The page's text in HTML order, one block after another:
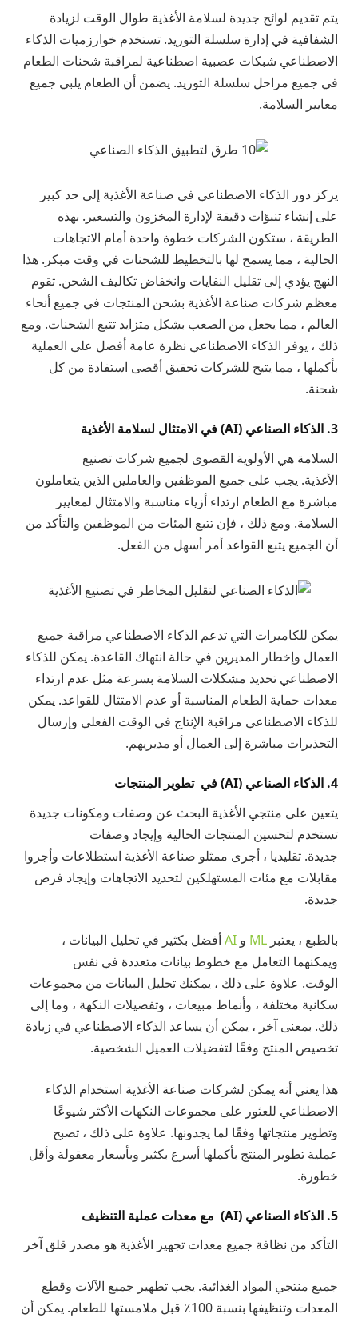
يتم تقديم لوائح جديدة لسلامة الأغذية طوال الوقت لزيادة
الشفافية في إدارة سلسلة التوريد. تستخدم خوارزميات الذكاء
الاصطناعي شبكات عصبية اصطناعية لمراقبة شحنات الطعام
في جميع مراحل سلسلة التوريد. يضمن أن الطعام يلبي جميع
معايير السلامة.
يركز دور الذكاء الاصطناعي في صناعة الأغذية إلى حد كبير
على إنشاء تنبؤات دقيقة لإدارة المخزون والتسعير. بهذه
الطريقة ، ستكون الشركات خطوة واحدة أمام الاتجاهات
الحالية ، مما يسمح لها بالتخطيط للشحنات في وقت مبكر. هذا
النهج يؤدي إلى تقليل النفايات وانخفاض تكاليف الشحن. تقوم
معظم شركات صناعة الأغذية بشحن المنتجات في جميع أنحاء
العالم ، مما يجعل من الصعب بشكل متزايد تتبع الشحنات. ومع
ذلك ، يوفر الذكاء الاصطناعي نظرة عامة أفضل على العملية
بأكملها ، مما يتيح للشركات تحقيق أقصى استفادة من كل
شحنة.
3. الذكاء الصناعي (AI) في الامتثال لسلامة الأغذية
السلامة هي الأولوية القصوى لجميع شركات تصنيع
الأغذية. يجب على جميع الموظفين والعاملين الذين يتعاملون
مباشرة مع الطعام ارتداء أزياء مناسبة والامتثال لمعايير
السلامة. ومع ذلك ، فإن تتبع المئات من الموظفين والتأكد من
أن الجميع يتبع القواعد أمر أسهل من الفعل.
يمكن للكاميرات التي تدعم الذكاء الاصطناعي مراقبة جميع
العمال وإخطار المديرين في حالة انتهاك القاعدة. يمكن للذكاء
الاصطناعي تحديد مشكلات السلامة بسرعة مثل عدم ارتداء
معدات حماية الطعام المناسبة أو عدم الامتثال للقواعد. يمكن
للذكاء الاصطناعي مراقبة الإنتاج في الوقت الفعلي وإرسال
التحذيرات مباشرة إلى العمال أو مديريهم.
4. الذكاء الصناعي (AI) في تطوير المنتجات
يتعين على منتجي الأغذية البحث عن وصفات ومكونات جديدة
تستخدم لتحسين المنتجات الحالية وإيجاد وصفات
جديدة. تقليديا ، أجرى ممثلو صناعة الأغذية استطلاعات وأجروا
مقابلات مع مئات المستهلكين لتحديد الاتجاهات وإيجاد فرص
جديدة.
بالطبع ، يعتبر ML و AIأفضل بكثير في تحليل البيانات ،
ويمكنهما التعامل مع خطوط بيانات متعددة في نفس
الوقت. علاوة على ذلك ، يمكنك تحليل البيانات من مجموعات
سكانية مختلفة ، وأنماط مبيعات ، وتفضيلات النكهة ، وما إلى
ذلك. بمعنى آخر ، يمكن أن يساعد الذكاء الاصطناعي في زيادة
تخصيص المنتج وفقًا لتفضيلات العميل الشخصية.
هذا يعني أنه يمكن لشركات صناعة الأغذية استخدام الذكاء
الاصطناعي للعثور على مجموعات النكهات الأكثر شيوعًا
وتطوير منتجاتها وفقًا لما يجدونها. علاوة على ذلك ، تصبح
عملية تطوير المنتج بأكملها أسرع بكثير وبأسعار معقولة وأقل
خطورة.
5. الذكاء الصناعي (AI) مع معدات عملية التنظيف
التأكد من نظافة جميع معدات تجهيز الأغذية هو مصدر قلق آخر
جميع منتجي المواد الغذائية. يجب تطهير جميع الآلات وقطع
المعدات وتنظيفها بنسبة 100٪ قبل ملامستها للطعام. يمكن أن